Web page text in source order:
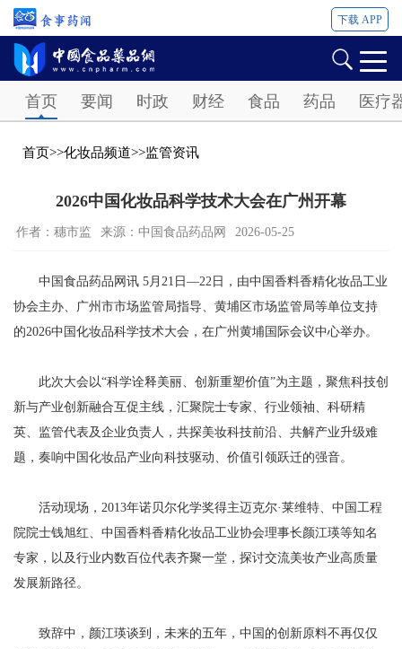
下载 APP
首页 要闻 时政 财经 食品 药品 医疗
首页>>化妆品频道>>监管资讯
2026中国化妆品科学技术大会在广州开幕
作者：穗市监 来源：中国食品药品网 2026-05-25
中国食品药品网讯 5月21日—22日，由中国香料香精化妆品工业
协会主办、广州市市场监管局指导、黄埔区市场监管局等单位支持
的2026中国化妆品科学技术大会，在广州黄埔国际会议中心举办。
此次大会以“科学诠释美丽、创新重塑价值”为主题，聚焦科技创
新与产业创新融合互促主线，汇聚院士专家、行业领袖、科研精
英、监管代表及企业负责人，共探美妆科技前沿、共解产业升级难
题，奏响中国化妆品产业向科技驱动、价值引领跃迁的强音。
活动现场，2013年诺贝尔化学奖得主迈克尔·莱维特、中国工程
院院士钱旭红、中国香料香精化妆品工业协会理事长颜江瑛等知名
专家，以及行业内数百位代表齐聚一堂，探讨交流美妆产业高质量
发展新路径。
致辞中，颜江瑛谈到，未来的五年，中国的创新原料不再仅仅